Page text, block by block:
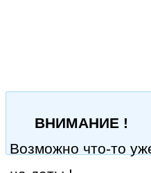
ВНИМАНИЕ !
Возможно что-то